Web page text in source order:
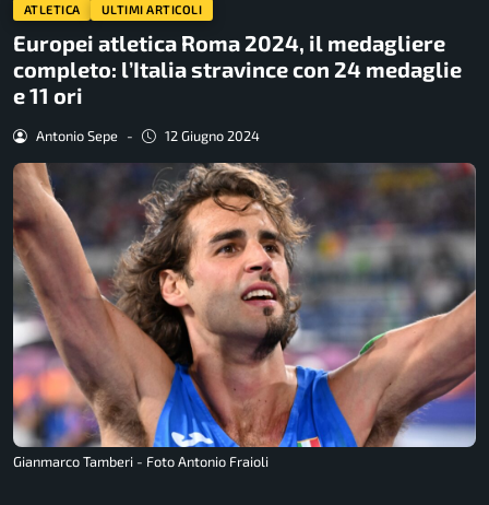
ATLETICA ULTIMI ARTICOLI
Europei atletica Roma 2024, il medagliere
completo: l’Italia stravince con 24 medaglie
e 11 ori
Antonio Sepe - 12 Giugno 2024
Gianmarco Tamberi - Foto Antonio Fraioli